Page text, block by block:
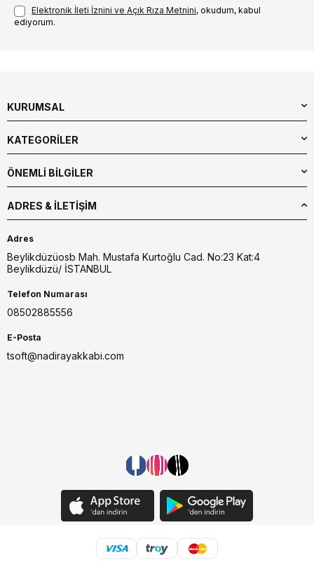
Elektronik İleti İzni‌ni ve Açık Rıza Metni‌ni, okudum, kabul
ediyorum.
KURUMSAL
KATEGORİLER
ÖNEMLİ BİLGİLER
ADRES & İLETIŞIM
Adres
Beylikdüzüosb Mah. Mustafa Kurtoğlu Cad. No:23 Kat:4
Beylikdüzü/ İSTANBUL
Telefon Numarası
08502885556
E-Posta
tsoft@nadirayakkabi.com